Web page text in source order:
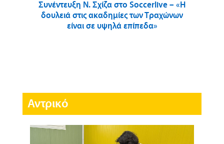
Συνέντευξη Ν. Σχίζα στο Soccerlive – «Η
δουλειά στις ακαδημίες των Τραχώνων
είναι σε υψηλά επίπεδα»
Αντρικό